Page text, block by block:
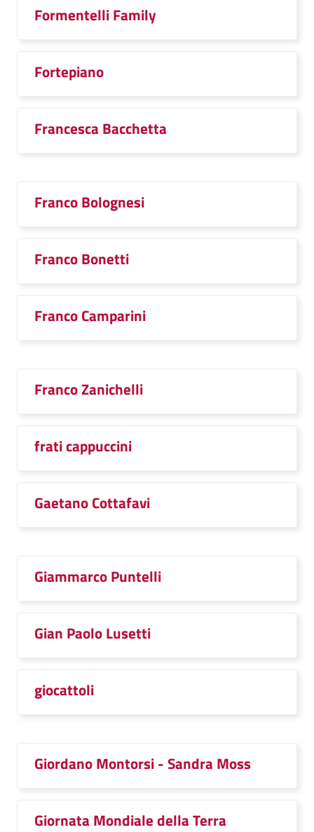
Formentelli Family
Fortepiano
Francesca Bacchetta
Franco Bolognesi
Franco Bonetti
Franco Camparini
Franco Zanichelli
frati cappuccini
Gaetano Cottafavi
Giammarco Puntelli
Gian Paolo Lusetti
giocattoli
Giordano Montorsi - Sandra Moss
Giornata Mondiale della Terra